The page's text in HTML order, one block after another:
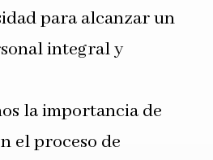
para alcanzar un
integral y
la importancia de
el proceso de